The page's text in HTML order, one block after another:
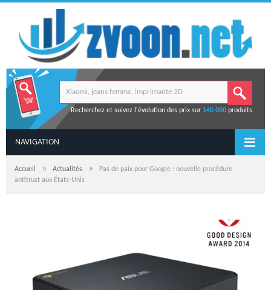
Recherchez et suivez l'évolution des prix sur 140 000produits
NAVIGATION
Accueil » Actualités »
Pas de paix pour Google : nouvelle procédure
antitrust aux États-Unis